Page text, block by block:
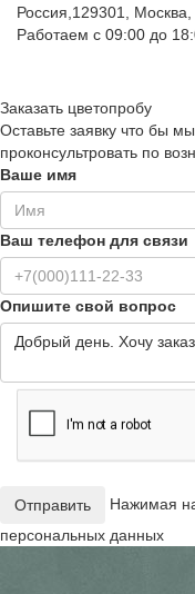
Россия,129301, Москва,
Работаем с 09:00 до
Заказать цветопробу
Оставьте заявку что бы
проконсультровать по
Ваше имя
Ваш телефон для связи
Опишите свой вопрос
Отправить
Нажимая
персональных данных